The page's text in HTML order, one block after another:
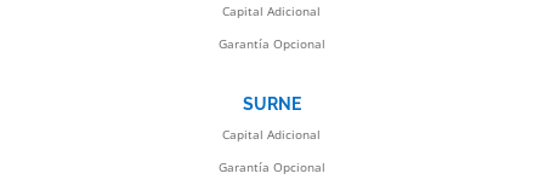
Capital Adicional
Garantía Opcional
SURNE
Capital Adicional
Garantía Opcional